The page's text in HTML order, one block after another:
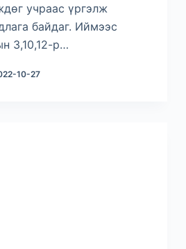
учраас үргэлж
байдаг. Иймээс
3,10,12-р…
10-27